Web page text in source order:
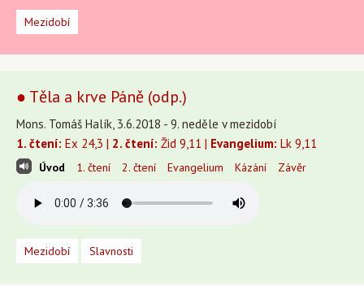
Mezidobí
● Těla a krve Páně (odp.)
Mons. Tomáš Halík, 3.6.2018 - 9. neděle v mezidobí
1. čtení: Ex 24,3 | 2. čtení: Žid 9,11 | Evangelium: Lk 9,11
Úvod 1. čtení 2. čtení Evangelium Kázání Závěr
Mezidobí Slavnosti